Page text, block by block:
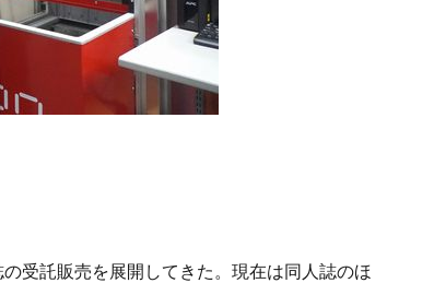
受託販売を展開してきた。現在は同人誌のほ